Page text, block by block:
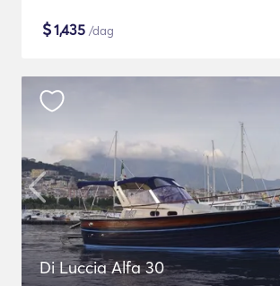
$1,435 /dag
Di Luccia Alfa 30